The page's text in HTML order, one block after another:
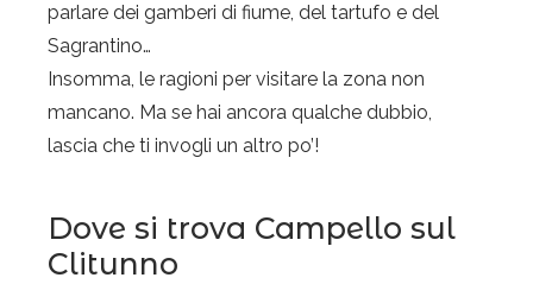
parlare dei gamberi di fiume, del tartufo e del
Sagrantino…
Insomma, le ragioni per visitare la zona non
mancano. Ma se hai ancora qualche dubbio,
lascia che ti invogli un altro po’!
Dove si trova Campello sul
Clitunno